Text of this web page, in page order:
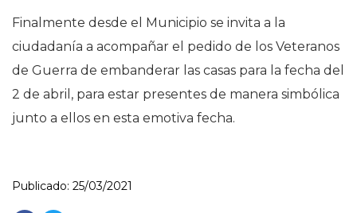
Finalmente desde el Municipio se invita a la
ciudadanía a acompañar el pedido de los Veteranos
de Guerra de embanderar las casas para la fecha del
2 de abril, para estar presentes de manera simbólica
junto a ellos en esta emotiva fecha.
Publicado: 25/03/2021